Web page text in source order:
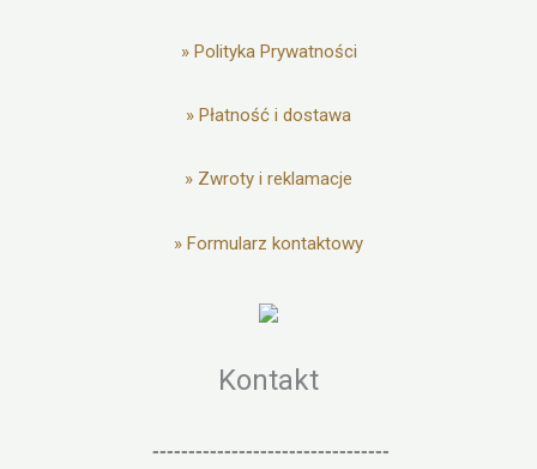
» Polityka Prywatności
» Płatność i dostawa
» Zwroty i reklamacje
» Formularz kontaktowy
Kontakt
---------------------------------